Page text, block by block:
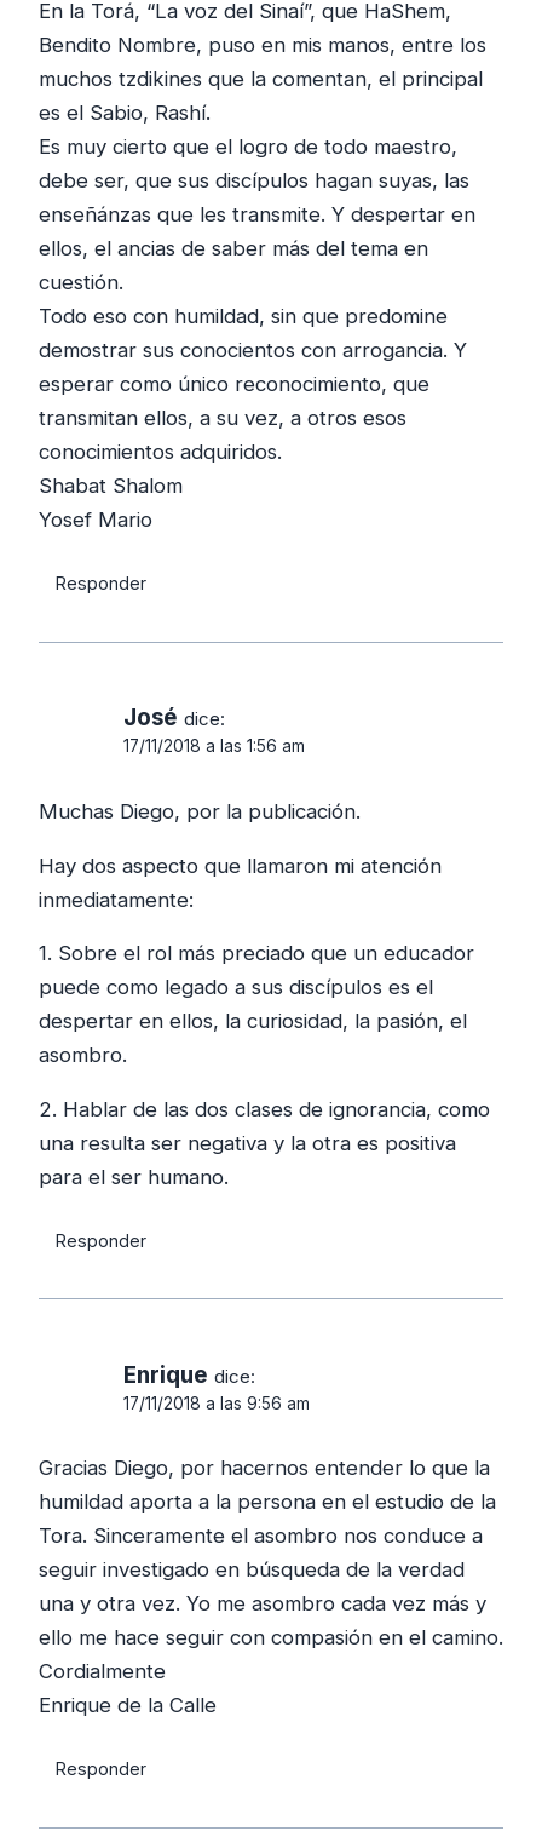
En la Torá, “La voz del Sinaí”, que HaShem,
Bendito Nombre, puso en mis manos, entre los
muchos tzdikines que la comentan, el principal
es el Sabio, Rashí.
Es muy cierto que el logro de todo maestro,
debe ser, que sus discípulos hagan suyas, las
enseñánzas que les transmite. Y despertar en
ellos, el ancias de saber más del tema en
cuestión.
Todo eso con humildad, sin que predomine
demostrar sus conocientos con arrogancia. Y
esperar como único reconocimiento, que
transmitan ellos, a su vez, a otros esos
conocimientos adquiridos.
Shabat Shalom
Yosef Mario
Responder
José dice:
17/11/2018 a las 1:56 am
Muchas Diego, por la publicación.
Hay dos aspecto que llamaron mi atención
inmediatamente:
1. Sobre el rol más preciado que un educador
puede como legado a sus discípulos es el
despertar en ellos, la curiosidad, la pasión, el
asombro.
2. Hablar de las dos clases de ignorancia, como
una resulta ser negativa y la otra es positiva
para el ser humano.
Responder
Enrique dice:
17/11/2018 a las 9:56 am
Gracias Diego, por hacernos entender lo que la
humildad aporta a la persona en el estudio de la
Tora. Sinceramente el asombro nos conduce a
seguir investigado en búsqueda de la verdad
una y otra vez. Yo me asombro cada vez más y
ello me hace seguir con compasión en el camino.
Cordialmente
Enrique de la Calle
Responder